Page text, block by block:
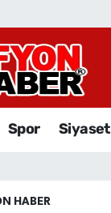
Spor Siyaset
HABER